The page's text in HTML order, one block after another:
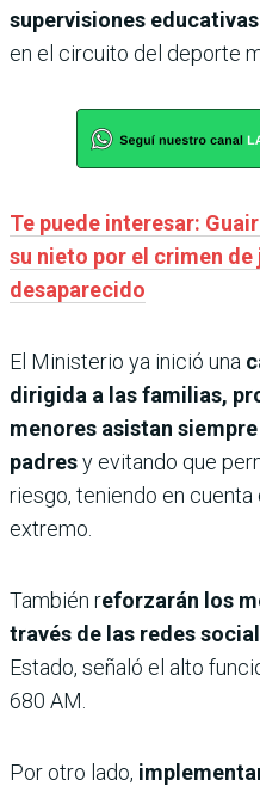
supervisiones educativas
en el circuito del deporte
Te puede interesar:
su nieto por el crimen de
desaparecido
El Ministerio ya inició una
dirigida a las familias,
menores asistan
padresy evitando que
riesgo, teniendo en
extremo.
También reforzarán los
través de las redes
Estado, señaló el alto
680 AM.
Por otro lado,